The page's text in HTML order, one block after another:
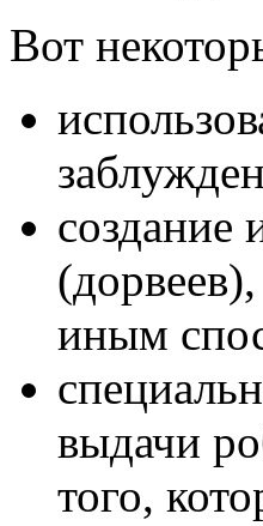
Вот
создание
иным
выдачи
того,